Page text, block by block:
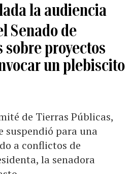
la audiencia
Senado de
sobre proyectos
un plebiscito
de Tierras Públicas,
suspendió para una
a conflictos de
la senadora